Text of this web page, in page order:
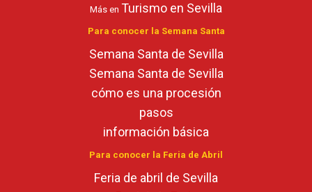
Más en Turismo en Sevilla
Para conocer la Semana Santa
Semana Santa de Sevilla
Semana Santa de Sevilla
cómo es una procesión
pasos
información básica
Para conocer la Feria de Abril
Feria de abril de Sevilla